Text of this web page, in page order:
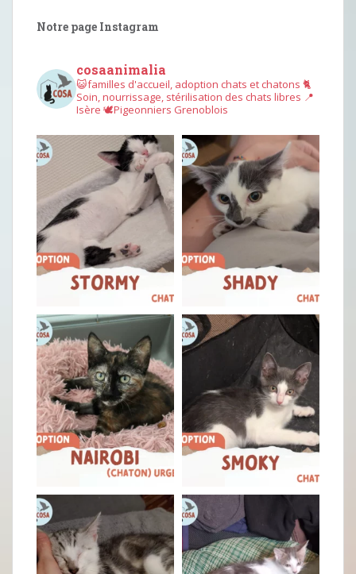
Notre page Instagram
cosaanimalia
😺familles d'accueil, adoption chats et chatons 🐈
Soin, nourrissage, stérilisation des chats libres 📍
Isère 🕊︎Pigeonniers Grenoblois